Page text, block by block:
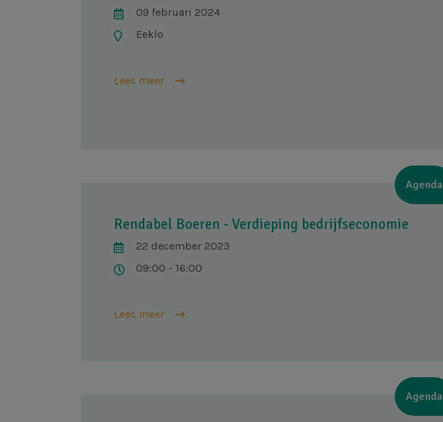
09 februari 2024
Eeklo
Lees meer
Agenda
Rendabel Boeren - Verdieping bedrijfseconomie
22 december 2023
09:00 - 16:00
Lees meer
Agenda